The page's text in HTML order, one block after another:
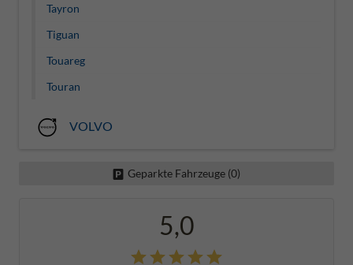
Tayron
Tiguan
Touareg
Touran
VOLVO
Geparkte Fahrzeuge (0)
5,0